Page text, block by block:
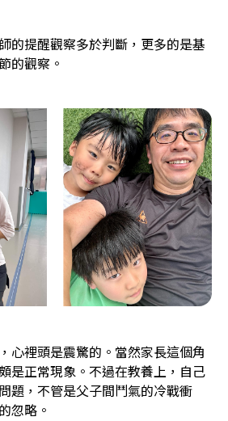
的提醒觀察多於判斷，更多的是基
的觀察。
心裡頭是震驚的。當然家長這個角
是正常現象。不過在教養上，自己
題，不管是父子間鬥氣的冷戰衝
忽略。